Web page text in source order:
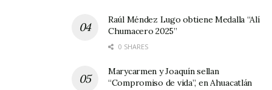
las metas en la vida se las pone cada uno como
Además les dio a conocer que la superación por
Raúl Méndez Lugo obtiene Medalla “Alí
Chumacero 2025”
0 SHARES
Marycarmen y Joaquín sellan
“Compromiso de vida”, en Ahuacatlán